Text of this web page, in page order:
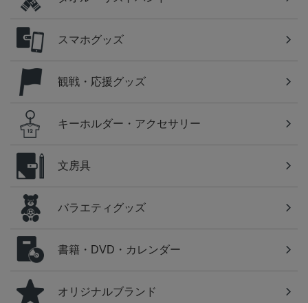
スマホグッズ
観戦・応援グッズ
キーホルダー・アクセサリー
文房具
バラエティグッズ
書籍・DVD・カレンダー
オリジナルブランド